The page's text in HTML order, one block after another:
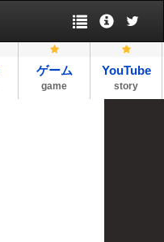
ゲーム
game
YouTube
story